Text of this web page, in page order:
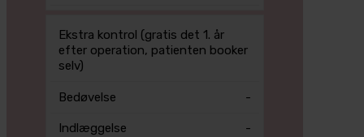
Ekstra kontrol (gratis det 1. år
efter operation, patienten booker
selv)
-
-